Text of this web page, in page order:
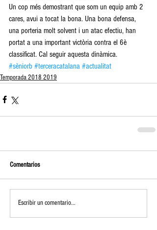
Un cop més demostrant que som un equip amb 2
cares, avui a tocat la bona. Una bona defensa,
una porteria molt solvent i un atac efectiu, han
portat a una important victòria contra el 6è
classificat. Cal seguir aquesta dinàmica.
#sèniorb #terceracatalana #actualitat
Temporada 2018 2019
Comentarios
Escribir un comentario...